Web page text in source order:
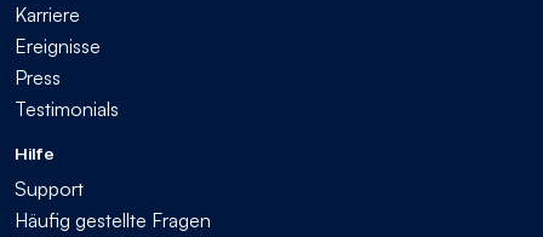
Karriere
Ereignisse
Press
Testimonials
Hilfe
Support
Häufig gestellte Fragen